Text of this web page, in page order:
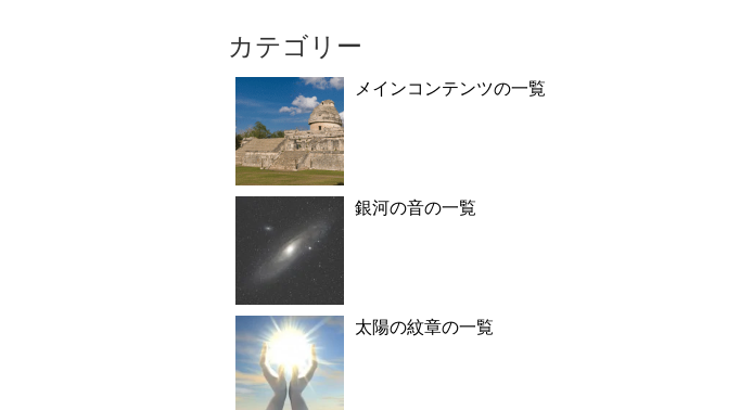
カテゴリー
メインコンテンツの一覧
銀河の音の一覧
太陽の紋章の一覧